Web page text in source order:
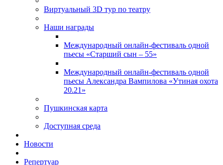
Виртуальный 3D тур по театру
Наши награды
Международный онлайн-фестиваль одной
пьесы «Старший сын – 55»
Международный онлайн-фестиваль одной
пьесы Александра Вампилова «Утиная охота
20.21»
Пушкинская карта
Доступная среда
Новости
Репертуар